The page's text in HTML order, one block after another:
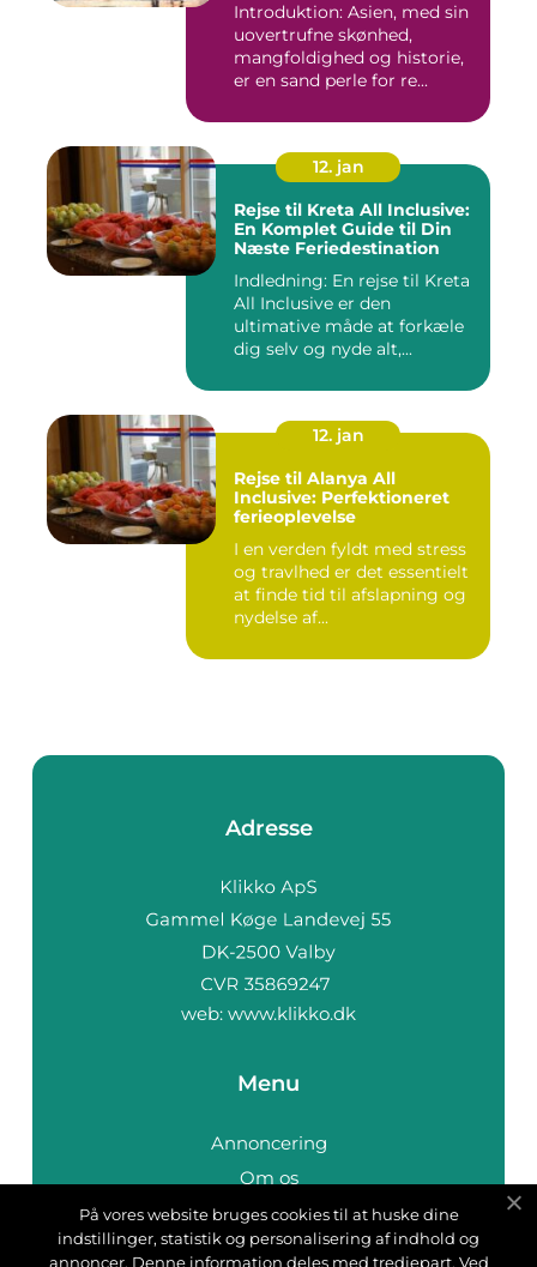
Introduktion: Asien, med sin
uovertrufne skønhed,
mangfoldighed og historie,
er en sand perle for re...
12. jan
Rejse til Kreta All Inclusive:
En Komplet Guide til Din
Næste Feriedestination
Indledning: En rejse til Kreta
All Inclusive er den
ultimative måde at forkæle
dig selv og nyde alt,...
12. jan
Rejse til Alanya All
Inclusive: Perfektioneret
ferieoplevelse
I en verden fyldt med stress
og travlhed er det essentielt
at finde tid til afslapning og
nydelse af...
Adresse
web: www.klikko.dk
Menu
Annoncering
Om os
Cookies
Kontakt os
På vores website bruges cookies til at huske dine
indstillinger, statistik og personalisering af indhold og
annoncer. Denne information deles med tredjepart. Ved